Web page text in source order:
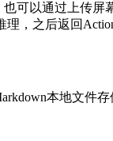
可以通过上传
理，之后返回
本地文